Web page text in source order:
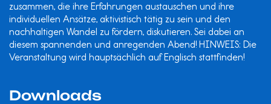
zusammen, die ihre Erfahrungen austauschen und ihre
individuellen Ansätze, aktivistisch tätig zu sein und den
nachhaltigen Wandel zu fördern, diskutieren. Sei dabei an
diesem spannenden und anregenden Abend! HINWEIS: Die
Veranstaltung wird hauptsächlich auf Englisch stattfinden!
Downloads